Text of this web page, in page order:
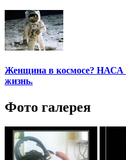
Женщина в космосе? НАСА
жизнь.
Фото галерея